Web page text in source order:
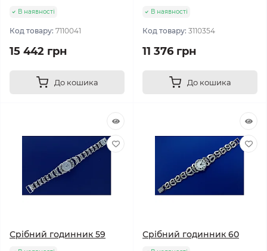
В наявності
Код товару: 7110041
15 442 грн
До кошика
В наявності
Код товару: 3110354
11 376 грн
До кошика
Срібний годинник 59 Срібний годинник 60